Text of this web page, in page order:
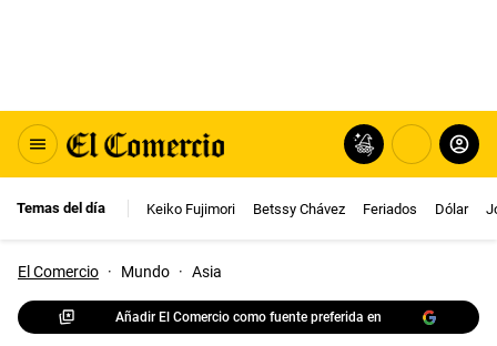
Temas del día Keiko Fujimori Betssy Chávez Feriados Dólar
El Comercio · Mundo · Asia
Añadir El Comercio como fuente preferida en